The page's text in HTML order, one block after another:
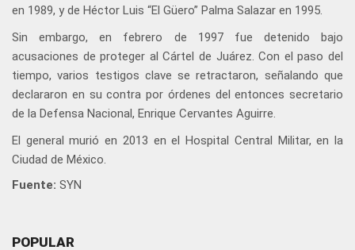
en 1989, y de Héctor Luis “El Güero” Palma Salazar en 1995.
Sin embargo, en febrero de 1997 fue detenido bajo
acusaciones de proteger al Cártel de Juárez. Con el paso del
tiempo, varios testigos clave se retractaron, señalando que
declararon en su contra por órdenes del entonces secretario
de la Defensa Nacional, Enrique Cervantes Aguirre.
El general murió en 2013 en el Hospital Central Militar, en la
Ciudad de México.
Fuente: SYN
POPULAR